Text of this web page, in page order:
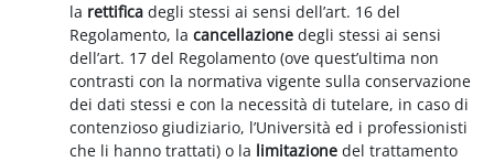
la rettificadegli stessi ai sensi dell’art. 16 del
Regolamento, lacancellazione degli stessi ai sensi
dell’art. 17 del Regolamento (ove quest’ultima non
contrasti con la normativa vigente sulla conservazione
dei dati stessi e con la necessità di tutelare, in caso di
contenzioso giudiziario, l’Università ed i professionisti
che li hanno trattati) o la limitazione del trattamento